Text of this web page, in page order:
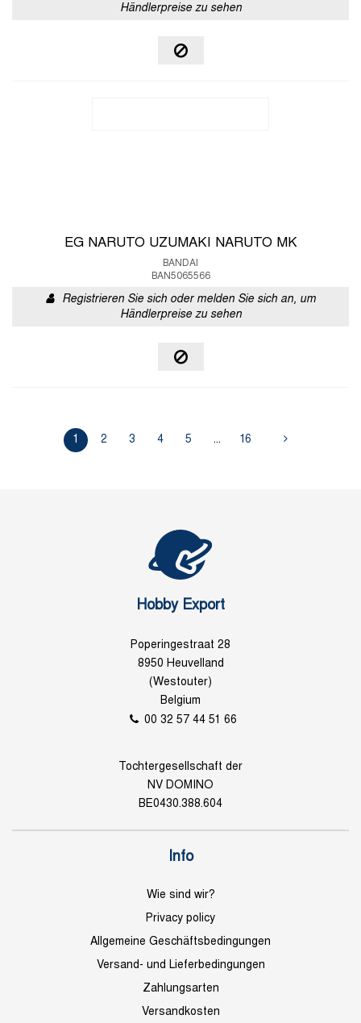
Händlerpreise zu sehen
EG NARUTO UZUMAKI NARUTO MK
BANDAI
BAN5065566
Registrieren Sie sich oder melden Sie sich an, um
Händlerpreise zu sehen
1 2 3 4 5 ... 16
Hobby Export
Poperingestraat 28
8950 Heuvelland
(Westouter)
Belgium
00 32 57 44 51 66
Tochtergesellschaft der
NV DOMINO
BE0430.388.604
Info
Wie sind wir?
Privacy policy
Allgemeine Geschäftsbedingungen
Versand- und Lieferbedingungen
Zahlungsarten
Versandkosten